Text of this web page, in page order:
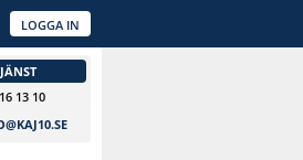
LOGGA IN
13 10